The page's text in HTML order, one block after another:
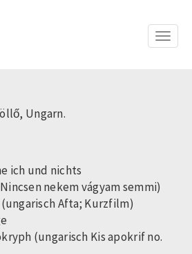
Toggle
Ungarn.
ich und nichts
nekem vágyam semmi)
(ungarisch Afta; Kurzfilm)
(ungarisch Kis apokrif no.